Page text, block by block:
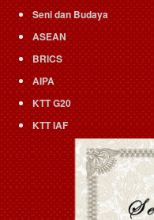
Seni dan Budaya
ASEAN
BRICS
AIPA
KTT G20
KTT IAF